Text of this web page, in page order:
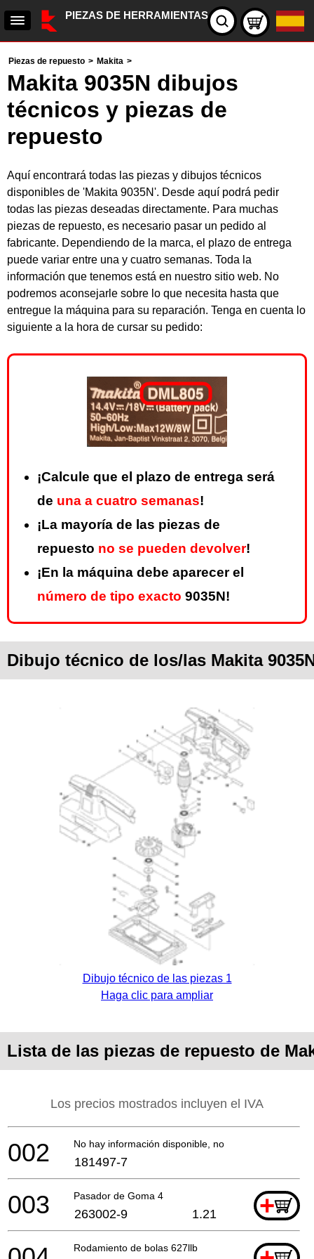
PIEZAS DE HERRAMIENTAS
Piezas de repuesto > Makita >
Makita 9035N dibujos
técnicos y piezas de
repuesto
Aquí encontrará todas las piezas y dibujos técnicos
disponibles de 'Makita 9035N'. Desde aquí podrá pedir
todas las piezas deseadas directamente. Para muchas
piezas de repuesto, es necesario pasar un pedido al
fabricante. Dependiendo de la marca, el plazo de entrega
puede variar entre una y cuatro semanas. Toda la
información que tenemos está en nuestro sitio web. No
podremos aconsejarle sobre lo que necesita hasta que
entregue la máquina para su reparación. Tenga en cuenta lo
siguiente a la hora de cursar su pedido:
¡Calcule que el plazo de entrega será
de una a cuatro semanas!
¡La mayoría de las piezas de
repuesto no se pueden devolver!
¡En la máquina debe aparecer el
número de tipo exacto 9035N!
Dibujo técnico de los/las Makita
Dibujo técnico de las piezas 1
Haga clic para ampliar
Lista de las piezas de repuesto de
Los precios mostrados incluyen el IVA
No hay información disponible, no se puede pedir
002 181497-7
Pasador de Goma 4 +
003 263002-9 1.21
Rodamiento de bolas 627llb